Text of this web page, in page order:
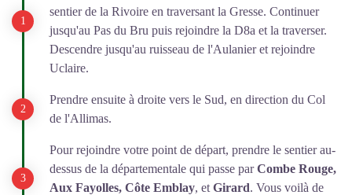
sentier de la Rivoire en traversant la Gresse. Continuer
jusqu'au Pas du Bru puis rejoindre la D8a et la traverser.
Descendre jusqu'au ruisseau de l'Aulanier et rejoindre
Uclaire.
Prendre ensuite à droite vers le Sud, en direction du Col
de l'Allimas.
Pour rejoindre votre point de départ, prendre le sentier au-
dessus de la départementale qui passe parCombe Rouge,
Aux Fayolles, Côte Emblay, et Girard. Vous voilà de